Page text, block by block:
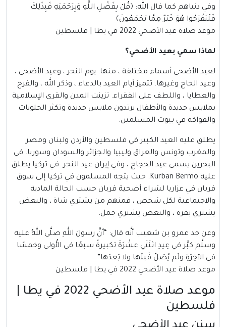
وفي دنياهم كما قال الله: ﴿قُلْ بِفَضْلِ اللَّهِ وَبِرَحْمَتِهِ فَبِذَلِكَ
فَلْيَفْرَحُوا هُوَ خَيْرٌ مِمَّا يَجْمَعُونَ﴾
موعد صلاة عيد الأضحي 2022 في يطا | فلسطين
لماذا سمي بعيد الأضحي؟
لعيد الأضحى أسماء مختلفة ، منها: يوم النحر ، وعيد الأضحى ،
وعيد الحاج وغيرها. تتميز أيام العيد بالدعاء ، وذكر الله ، والفرح
والعطايا ، واللطف على الفقراء. تزينت المدن والقرى الإسلامية
بملابس جديدة والأطفال يرتدون ملابس جديدة وتكثر الحلويات
والفواكه في بيوت المسلمين.
يطلق عليه العيد الكبير في فلسطين والأردن ولبنان ومصر
والمغرب وتونس والعراق وليبيا والجزائر والسودان وسوريا. في
البحرين يسمى عيد الحجاج ، وفي إيران عيد النحر. في تركيا يطلق
عليه Kurban Bermo. حيث يتجه المسلمون في تركيا إلى سوق
قربان في عزاريا لشراء أضحية قربان حسب الحالة المادية
والاجتماعية لكل شخص ، فمنهم من يشتري شاة ، والبعض
يشتري بقرة ، والبعض يشتري جمل.
وعن جد عمرو بن شعيب أنَّه قال: “أنَّ رسولَ اللهِ صلَّى اللهُ عليه
وسلَّم كبَّر في عِيدٍ اثنَتَي عشْرَةَ تكبيرةً سبعًا في الأُولى وخمسًا
في الآخِرَةِ ولَم يُصَلِّ قَبلَها ولا بَعدَها”
موعد صلاة عيد الأضحي 2022 في يطا | فلسطين
موعد صلاة عيد الأضحي 2022 في يطا |
فلسطين